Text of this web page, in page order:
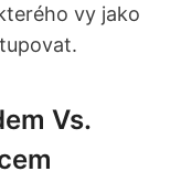
vy jako
Vs.